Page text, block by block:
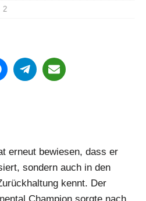
2
erneut bewiesen, dass er
sondern auch in den
kennt. Der